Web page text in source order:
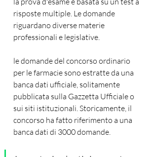
risposte multiple. Le domande
riguardano diverse materie
professionali e legislative.
le domande del concorso ordinario
per le farmacie sono estratte da una
banca dati ufficiale, solitamente
pubblicata sulla Gazzetta Ufficiale o
sui siti istituzionali. Storicamente, il
concorso ha fatto riferimento a una
banca dati di 3000 domande.